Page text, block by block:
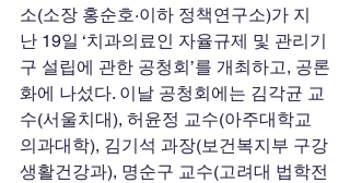
소(소장 홍순호·이하 정책연구소)가 지
난 19일 ‘치과의료인 자율규제 및 관리기
구 설립에 관한 공청회’를 개최하고, 공론
화에 나섰다. 이날 공청회에는 김각균 교
수(서울치대), 허윤정 교수(아주대학교
의과대학), 김기석 과장(보건복지부 구강
생활건강과), 명순구 교수(고려대 법학전